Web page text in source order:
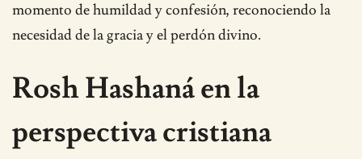
momento de humildad y confesión, reconociendo la
necesidad de la gracia y el perdón divino.
Rosh Hashaná en la
perspectiva cristiana